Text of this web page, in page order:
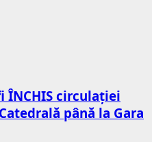
ÎNCHIS circulației
până la Gara